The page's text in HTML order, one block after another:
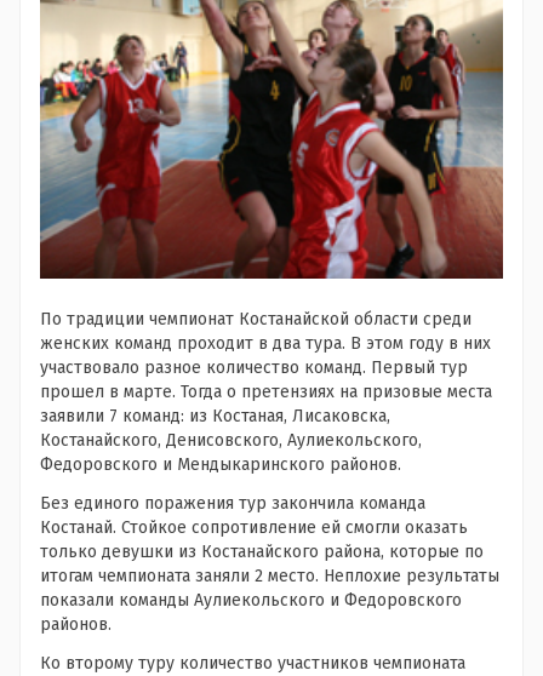
По традиции чемпионат Костанайской области среди
женских команд проходит в два тура. В этом году в них
участвовало разное количество команд. Первый тур
прошел в марте. Тогда о претензиях на призовые места
заявили 7 команд: из Костаная, Лисаковска,
Костанайского, Денисовского, Аулиекольского,
Федоровского и Мендыкаринского районов.
Без единого поражения тур закончила команда
Костанай. Стойкое сопротивление ей смогли оказать
только девушки из Костанайского района, которые по
итогам чемпионата заняли 2 место. Неплохие результаты
показали команды Аулиекольского и Федоровского
районов.
Ко второму туру количество участников чемпионата